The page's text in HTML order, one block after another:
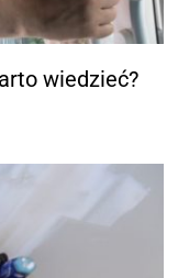
wiedzieć?